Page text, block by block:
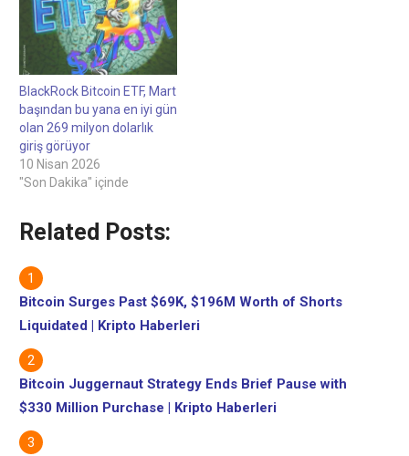
Mart 2026 başından bu
yana en iyi gün Fidelity ve
Morgan Stanley'in Bitcoin
ETF'leri de toplam…
BlackRock Bitcoin ETF, Mart
başından bu yana en iyi gün
olan 269 milyon dolarlık
giriş görüyor
10 Nisan 2026
"Son Dakika" içinde
Related Posts:
Bitcoin Surges Past $69K, $196M Worth of Shorts
Liquidated | Kripto Haberleri
Bitcoin Juggernaut Strategy Ends Brief Pause with
$330 Million Purchase | Kripto Haberleri